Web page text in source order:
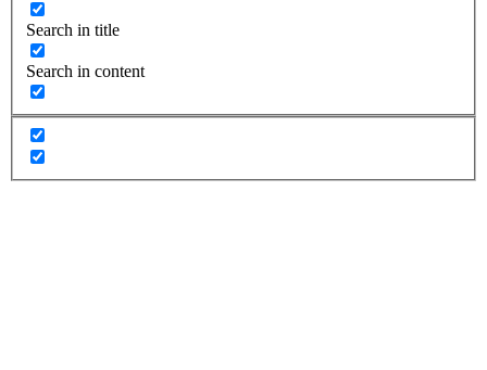
Search in title
Search in content